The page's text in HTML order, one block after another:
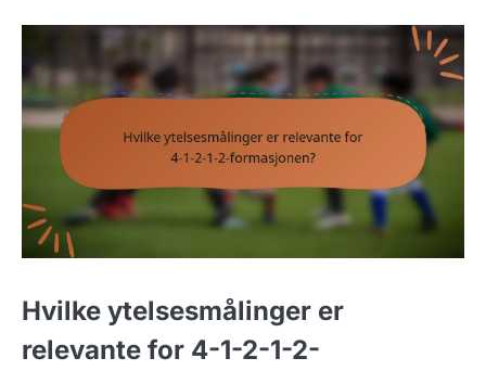
Hvilke ytelsesmålinger er
relevante for 4-1-2-1-2-